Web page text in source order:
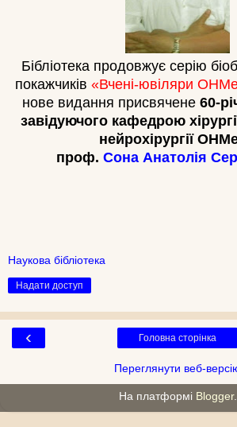
Бібліотека продовжує серію
покажчиків «Вчені-ювіляри
нове видання присвячене 60-
завідуючого кафедрою
нейрохірургії
проф. Сона Анатолія
Наукова бібліотека
Надати доступ
‹ Головна сторінка
Переглянути веб-
На платформі Blogger.